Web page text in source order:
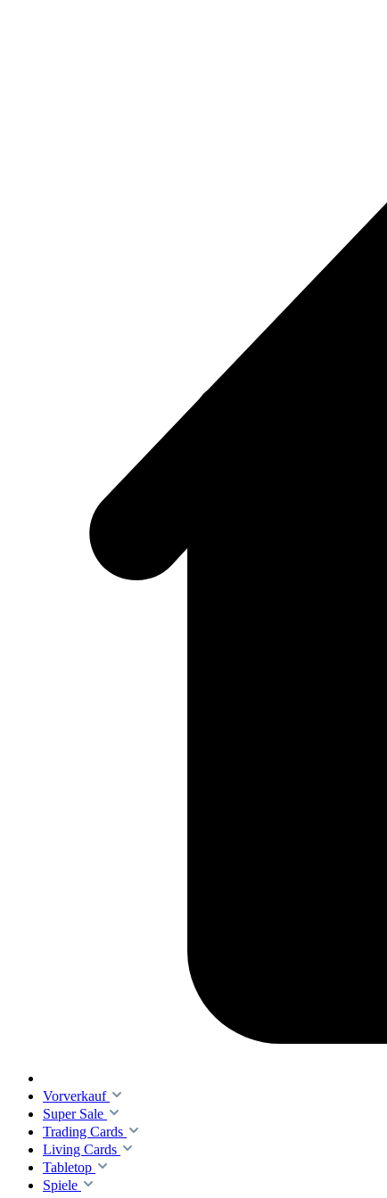
Vorverkauf
Super Sale
Trading Cards
Living Cards
Tabletop
Spiele